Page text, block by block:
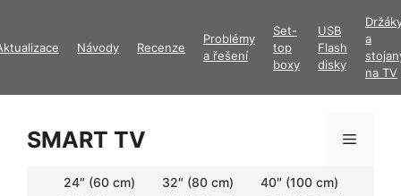
obsah
Návody Recenze
Problémy
a řešení
Set-
top
boxy
USB
Flash
disky
a
na TV
SMART TV Menu
24″ (60 cm) 32″ (80 cm)
40″ (100 cm)